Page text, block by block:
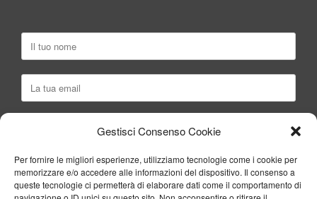
Gestisci Consenso Cookie
Per fornire le migliori esperienze, utilizziamo tecnologie come i cookie per
memorizzare e/o accedere alle informazioni del dispositivo. Il consenso a
queste tecnologie ci permetterà di elaborare dati come il comportamento di